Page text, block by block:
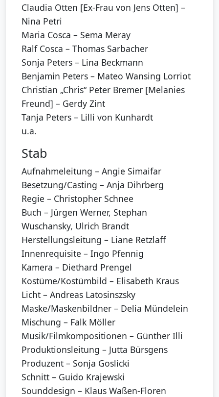
Claudia Otten [Ex-Frau von Jens Otten] –
Nina Petri
Maria Cosca – Sema Meray
Ralf Cosca – Thomas Sarbacher
Sonja Peters – Lina Beckmann
Benjamin Peters – Mateo Wansing Lorriot
Christian „Chris“ Peter Bremer [Melanies
Freund] – Gerdy Zint
Tanja Peters – Lilli von Kunhardt
u.a.
Stab
Aufnahmeleitung – Angie Simaifar
Besetzung/Casting – Anja Dihrberg
Regie – Christopher Schnee
Buch – Jürgen Werner, Stephan
Wuschansky, Ulrich Brandt
Herstellungsleitung – Liane Retzlaff
Innenrequisite – Ingo Pfennig
Kamera – Diethard Prengel
Kostüme/Kostümbild – Elisabeth Kraus
Licht – Andreas Latosinszsky
Maske/Maskenbildner – Delia Mündelein
Mischung – Falk Möller
Musik/Filmkompositionen – Günther Illi
Produktionsleitung – Jutta Bürsgens
Produzent – Sonja Goslicki
Schnitt – Guido Krajewski
Sounddesign – Klaus Waßen-Floren